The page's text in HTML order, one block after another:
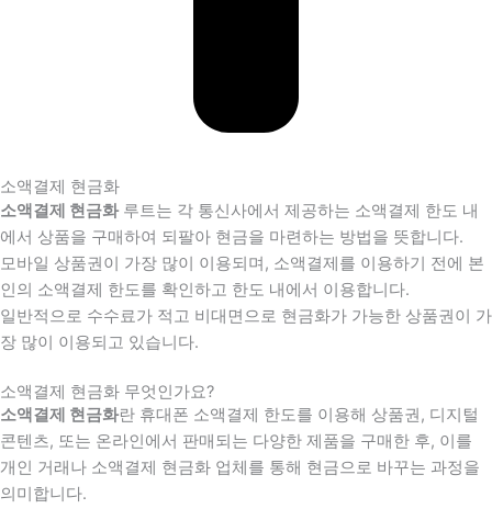
소액결제 현금화
소액결제 현금화루트는 각 통신사에서 제공하는 소액결제 한도 내
에서 상품을 구매하여 되팔아 현금을 마련하는 방법을 뜻합니다.
모바일 상품권이 가장 많이 이용되며, 소액결제를 이용하기 전에 본
인의 소액결제 한도를 확인하고 한도 내에서 이용합니다.
일반적으로 수수료가 적고 비대면으로 현금화가 가능한 상품권이 가
장 많이 이용되고 있습니다.
소액결제 현금화 무엇인가요?
소액결제 현금화란 휴대폰 소액결제 한도를 이용해 상품권, 디지털
콘텐츠, 또는 온라인에서 판매되는 다양한 제품을 구매한 후, 이를
개인 거래나 소액결제 현금화 업체를 통해 현금으로 바꾸는 과정을
의미합니다.